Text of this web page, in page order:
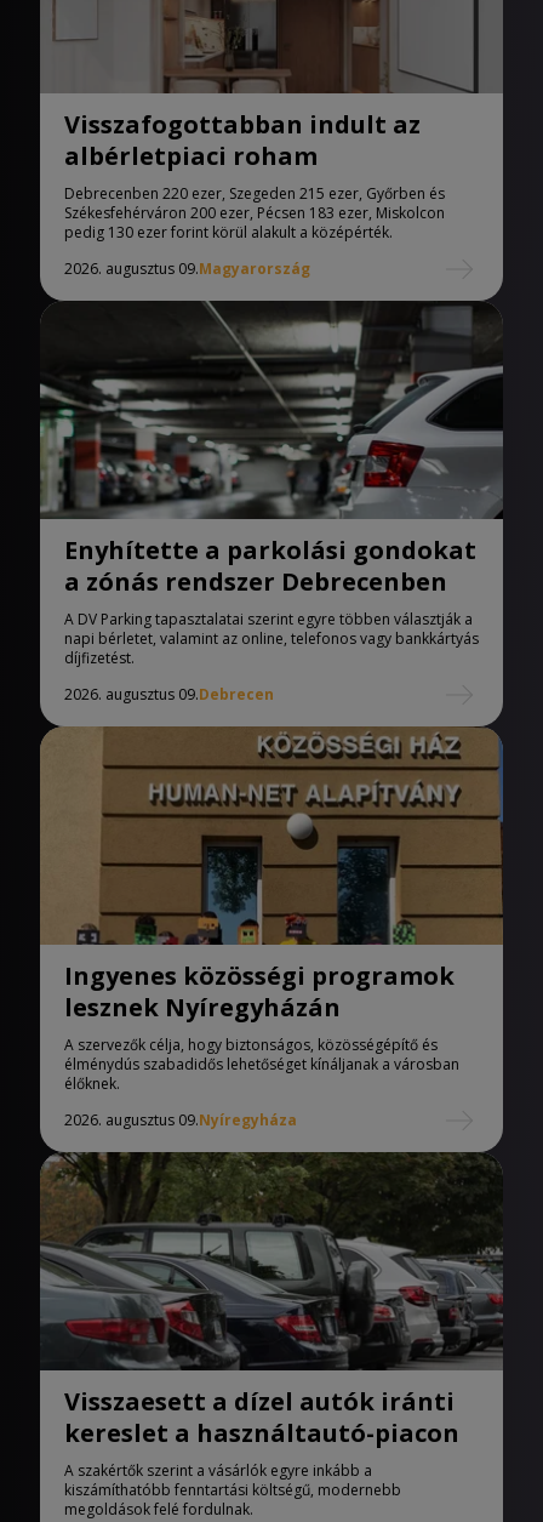
Visszafogottabban indult az
albérletpiaci roham
Debrecenben 220 ezer, Szegeden 215 ezer, Győrben és
Székesfehérváron 200 ezer, Pécsen 183 ezer, Miskolcon
pedig 130 ezer forint körül alakult a középérték.
2026. augusztus 09.Magyarország
Enyhítette a parkolási gondokat
a zónás rendszer Debrecenben
A DV Parking tapasztalatai szerint egyre többen választják a
napi bérletet, valamint az online, telefonos vagy bankkártyás
díjfizetést.
2026. augusztus 09.Debrecen
Ingyenes közösségi programok
lesznek Nyíregyházán
A szervezők célja, hogy biztonságos, közösségépítő és
élménydús szabadidős lehetőséget kínáljanak a városban
élőknek.
2026. augusztus 09.Nyíregyháza
Visszaesett a dízel autók iránti
kereslet a használtautó-piacon
A szakértők szerint a vásárlók egyre inkább a
kiszámíthatóbb fenntartási költségű, modernebb
megoldások felé fordulnak.